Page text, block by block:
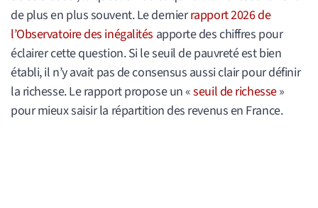
de plus en plus souvent. Le dernierrapport 2026 de
l’Observatoire des inégalités apporte des chiffres pour
éclairer cette question. Si le seuil de pauvreté est bien
établi, il n’y avait pas de consensus aussi clair pour définir
la richesse. Le rapport propose un «seuil de richesse»
pour mieux saisir la répartition des revenus en France.